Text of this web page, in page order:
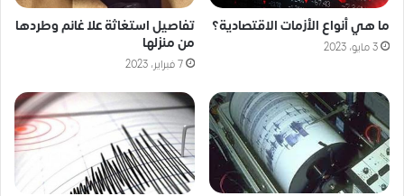
ما هي أنواع الأزمات الاقتصادية؟
3 مايو، 2023
تفاصيل استغاثة علا غانم وطردها
من منزلها
7 فبراير، 2023